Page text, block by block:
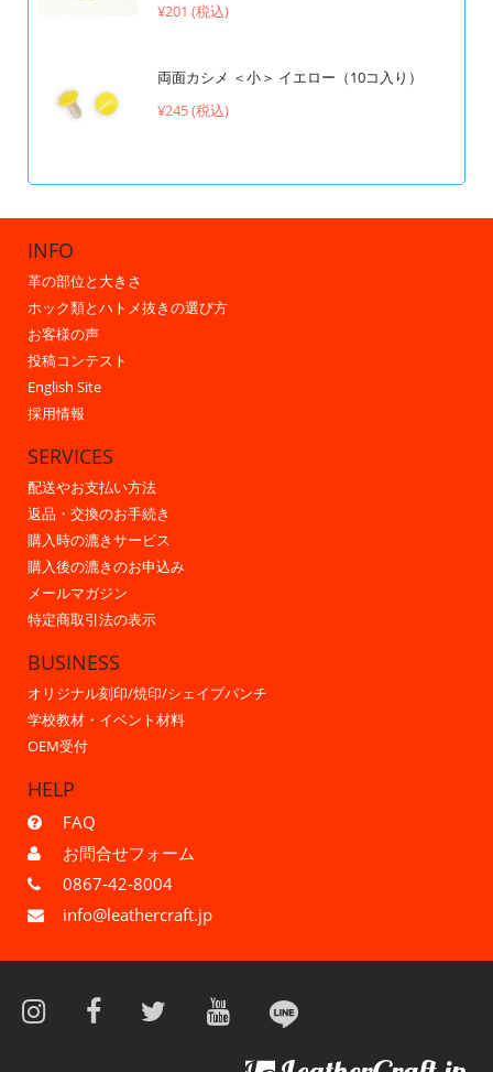
¥201 (税込)
両面カシメ ＜小＞ イエロー（10コ入り）
¥245 (税込)
INFO
革の部位と大きさ
ホック類とハトメ抜きの選び方
お客様の声
投稿コンテスト
English Site
採用情報
SERVICES
配送やお支払い方法
返品・交換のお手続き
購入時の漉きサービス
購入後の漉きのお申込み
メールマガジン
特定商取引法の表示
BUSINESS
オリジナル刻印/焼印/シェイプパンチ
学校教材・イベント材料
OEM受付
HELP
FAQ
お問合せフォーム
0867-42-8004
info@leathercraft.jp